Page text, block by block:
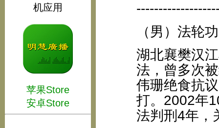
机应用
苹果Store
安卓Store
（男）法轮
湖北襄樊汉
法，曾多次
伟珊绝食抗
打。2002年
法判刑4年，